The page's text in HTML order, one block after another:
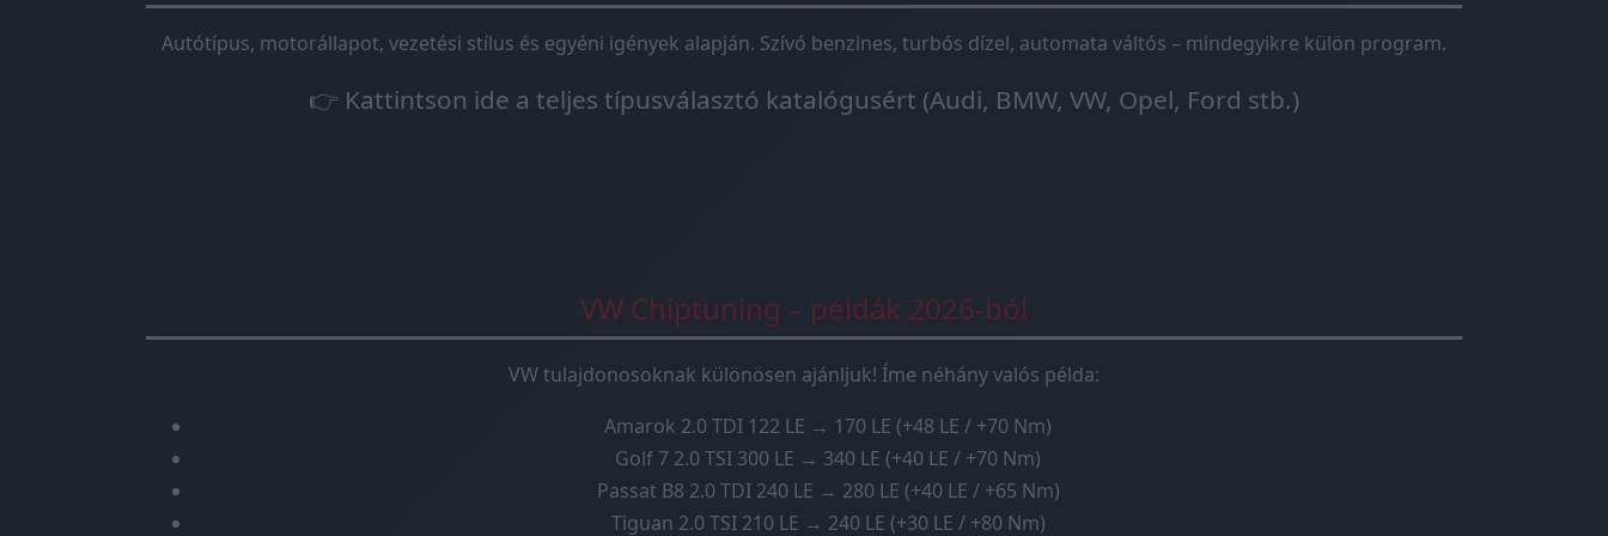
Autótípus, motorállapot, vezetési stílus és egyéni igények alapján. Szívó benzines, turbós dízel, automata váltós – mindegyikre külön program.
👉 Kattintson ide a teljes típusválasztó katalógusért (Audi, BMW, VW, Opel, Ford stb.)
VW Chiptuning – példák 2026-ból
VW tulajdonosoknak különösen ajánljuk! Íme néhány valós példa:
Amarok 2.0 TDI 122 LE → 170 LE (+48 LE / +70 Nm)
Golf 7 2.0 TSI 300 LE → 340 LE (+40 LE / +70 Nm)
Passat B8 2.0 TDI 240 LE → 280 LE (+40 LE / +65 Nm)
Tiguan 2.0 TSI 210 LE → 240 LE (+30 LE / +80 Nm)